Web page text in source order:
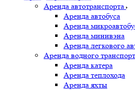
Аренда автотранспорта
Аренда автобуса
Аренда
Аренда минивэна
Аренда легкового
Аренда водного
Аренда катера
Аренда теплохода
Аренда яхты